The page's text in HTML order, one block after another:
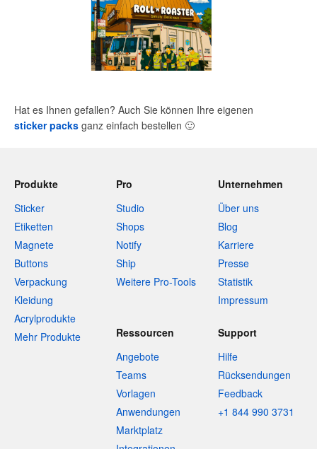
Hat es Ihnen gefallen? Auch Sie können Ihre eigenen
sticker packs ganz einfach bestellen 🙂
Produkte
Sticker
Etiketten
Magnete
Buttons
Verpackung
Kleidung
Acrylprodukte
Mehr Produkte
Pro
Studio
Shops
Notify
Ship
Weitere Pro-Tools
Unternehmen
Über uns
Blog
Karriere
Presse
Statistik
Impressum
Ressourcen
Angebote
Teams
Vorlagen
Anwendungen
Marktplatz
Support
Hilfe
Rücksendungen
Feedback
+1 844 990 3731